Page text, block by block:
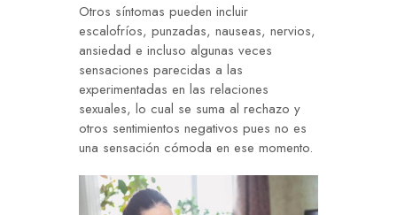
Otros síntomas pueden incluir
escalofríos, punzadas, nauseas, nervios,
ansiedad e incluso algunas veces
sensaciones parecidas a las
experimentadas en las relaciones
sexuales, lo cual se suma al rechazo y
otros sentimientos negativos pues no es
una sensación cómoda en ese momento.